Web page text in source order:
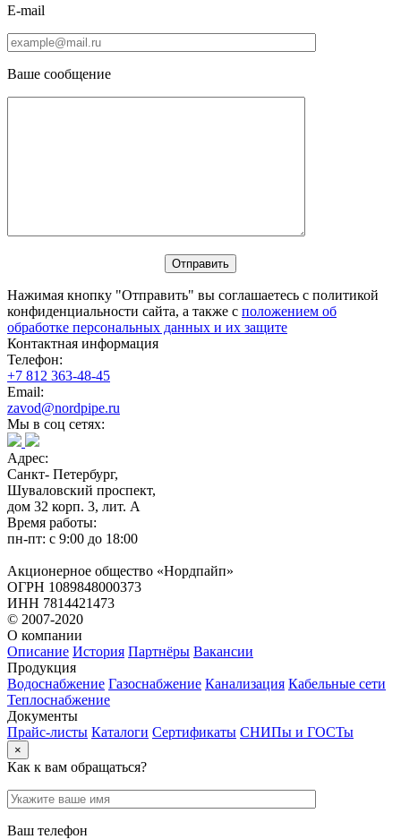
E-mail
Ваше сообщение
Нажимая кнопку "Отправить" вы соглашаетесь с политикой
конфиденциальности сайта, а также с положением об
обработке персональных данных и их защите
Контактная информация
Телефон:
+7 812 363-48-45
Email:
zavod@nordpipe.ru
Мы в соц сетях:
Адрес:
Санкт- Петербург,
Шуваловский проспект,
дом 32 корп. 3, лит. А
Время работы:
пн-пт: с 9:00 до 18:00
Акционерное общество «Нордпайп»
ОГРН 1089848000373
ИНН 7814421473
© 2007-2020
О компании
Описание История Партнёры Вакансии
Продукция
Водоснабжение Газоснабжение Канализация Кабельные сети
Теплоснабжение
Документы
Прайс-листы Каталоги Сертификаты СНИПы и ГОСТы
×
Как к вам обращаться?
Ваш телефон